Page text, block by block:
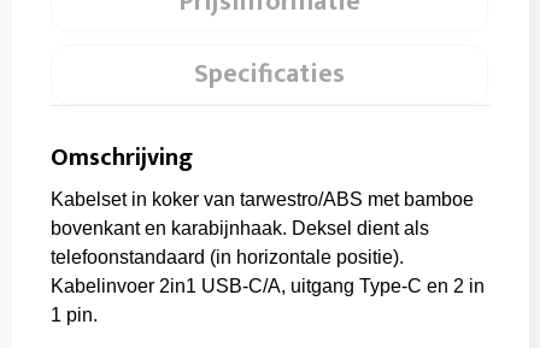
Specificaties
Omschrijving
Kabelset in koker van tarwestro/ABS met bamboe
bovenkant en karabijnhaak. Deksel dient als
telefoonstandaard (in horizontale positie).
Kabelinvoer 2in1 USB-C/A, uitgang Type-C en 2 in
1 pin.